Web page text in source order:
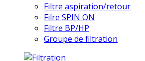
Filtre aspiration/retour
Filre SPIN ON
Filtre BP/HP
Groupe de filtration